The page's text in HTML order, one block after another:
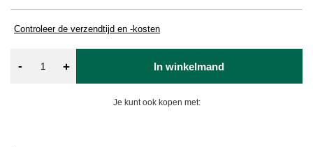
Controleer de verzendtijd en -kosten
- + In winkelmand
Je kunt ook kopen met: